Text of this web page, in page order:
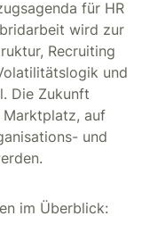
für HR
wird zur
Recruiting
und
Die Zukunft
Marktplatz, auf
und
im Überblick: